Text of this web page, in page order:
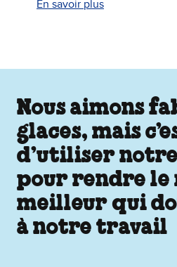
En savoir plus
Nous aimons
glaces, mais
d’utiliser
pour rendre le
meilleur qui
à notre travail